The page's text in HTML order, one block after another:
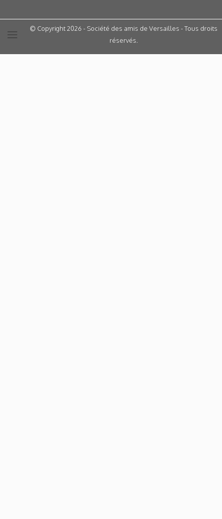
© Copyright 2026 - Société des amis de Versailles - Tous droits
réservés.